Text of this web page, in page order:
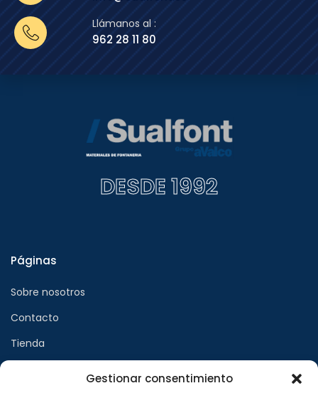
Gestionar consentimiento
Llámanos al :
962 28 11 80
DESDE 1992
Páginas
Sobre nosotros
Contacto
Tienda